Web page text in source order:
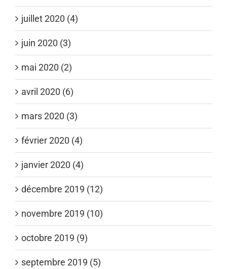
juillet 2020 (4)
juin 2020 (3)
mai 2020 (2)
avril 2020 (6)
mars 2020 (3)
février 2020 (4)
janvier 2020 (4)
décembre 2019 (12)
novembre 2019 (10)
octobre 2019 (9)
septembre 2019 (5)